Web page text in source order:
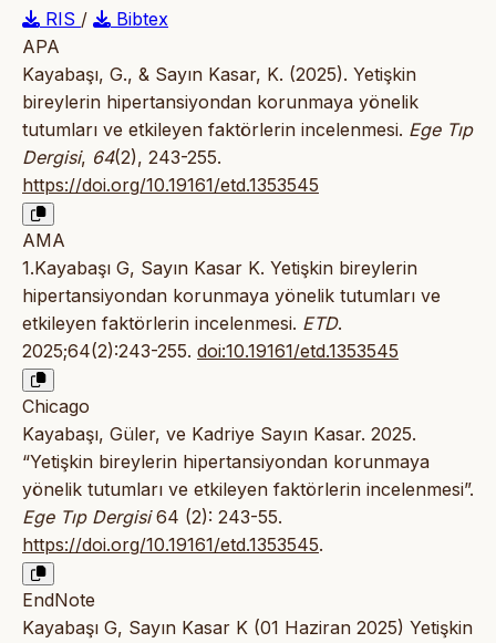
RIS /
Bibtex
APA
Kayabaşı, G., & Sayın Kasar, K. (2025). Yetişkin
bireylerin hipertansiyondan korunmaya yönelik
tutumları ve etkileyen faktörlerin incelenmesi. Ege Tıp
Dergisi, 64(2), 243-255.
https://doi.org/10.19161/etd.1353545
AMA
1.Kayabaşı G, Sayın Kasar K. Yetişkin bireylerin
hipertansiyondan korunmaya yönelik tutumları ve
etkileyen faktörlerin incelenmesi. ETD.
2025;64(2):243-255. doi:10.19161/etd.1353545
Chicago
Kayabaşı, Güler, ve Kadriye Sayın Kasar. 2025.
“Yetişkin bireylerin hipertansiyondan korunmaya
yönelik tutumları ve etkileyen faktörlerin incelenmesi”.
Ege Tıp Dergisi64 (2): 243-55.
https://doi.org/10.19161/etd.1353545.
EndNote
Kayabaşı G, Sayın Kasar K (01 Haziran 2025) Yetişkin